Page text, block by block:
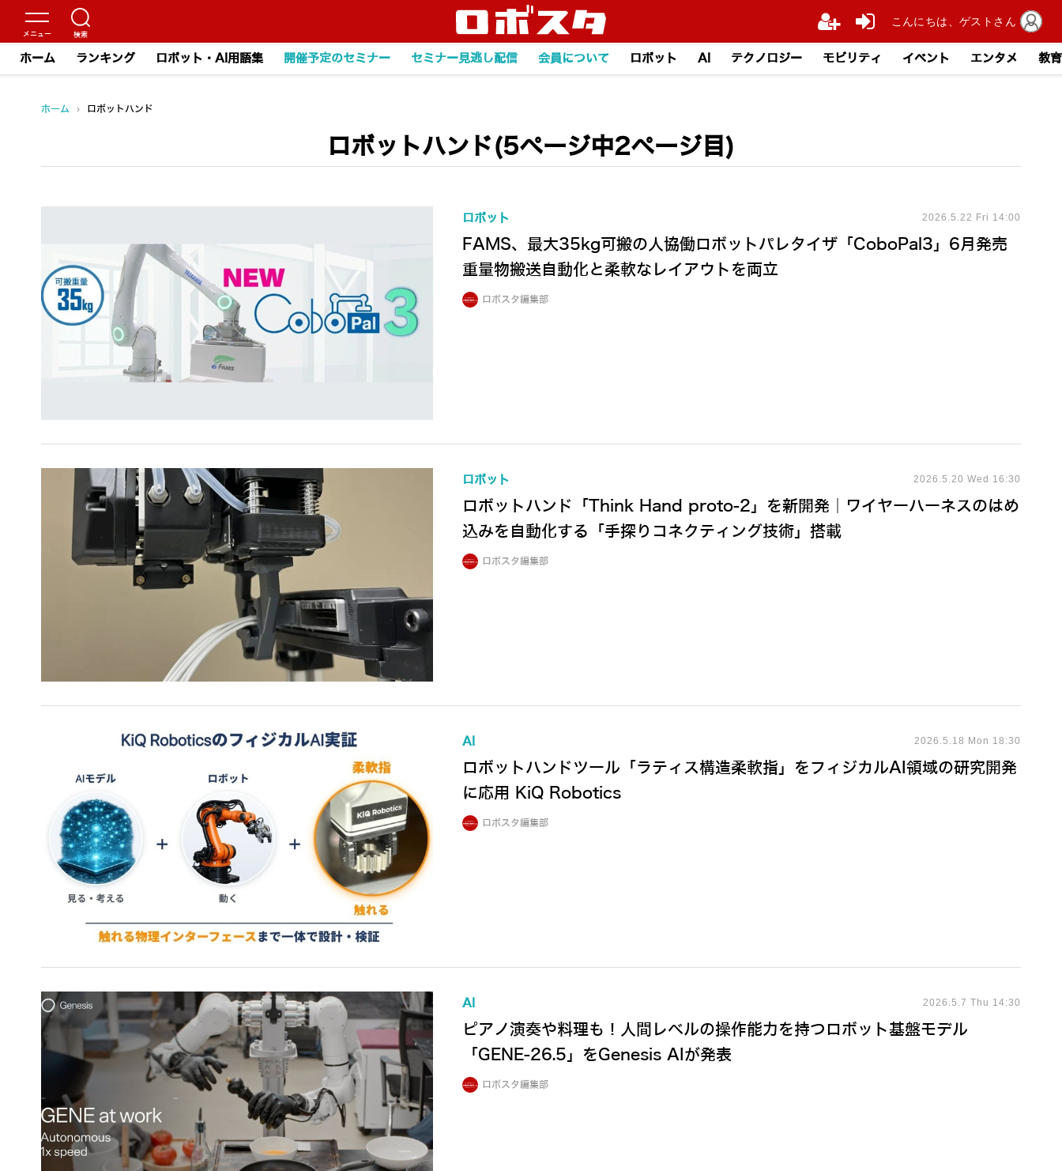
ホーム ランキング ロボット・AI用語集 開催予定のセミナー セミナー見逃し配信 会員について ロボット AI テクノロジー モビリティ イベント エンタメ 教育
ホーム › ロボットハンド
ロボットハンド(5ページ中2ページ目)
ロボット 2026.5.22 Fri 14:00
FAMS、最大35kg可搬の人協働ロボットパレタイザ「CoboPal3」6月発売
重量物搬送自動化と柔軟なレイアウトを両立
ロボスタ編集部
ロボット 2026.5.20 Wed 16:30
ロボットハンド「Think Hand proto-2」を新開発｜ワイヤーハーネスのはめ
込みを自動化する「手探りコネクティング技術」搭載
ロボスタ編集部
AI 2026.5.18 Mon 18:30
ロボットハンドツール「ラティス構造柔軟指」をフィジカルAI領域の研究開発
に応用 KiQ Robotics
ロボスタ編集部
AI 2026.5.7 Thu 14:30
ピアノ演奏や料理も！人間レベルの操作能力を持つロボット基盤モデル
「GENE-26.5」をGenesis AIが発表
ロボスタ編集部
こんにちは、ゲストさん